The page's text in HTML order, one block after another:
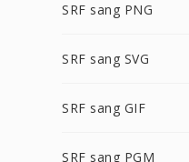
SRF sang PNG
SRF sang SVG
SRF sang GIF
SRF sang PGM